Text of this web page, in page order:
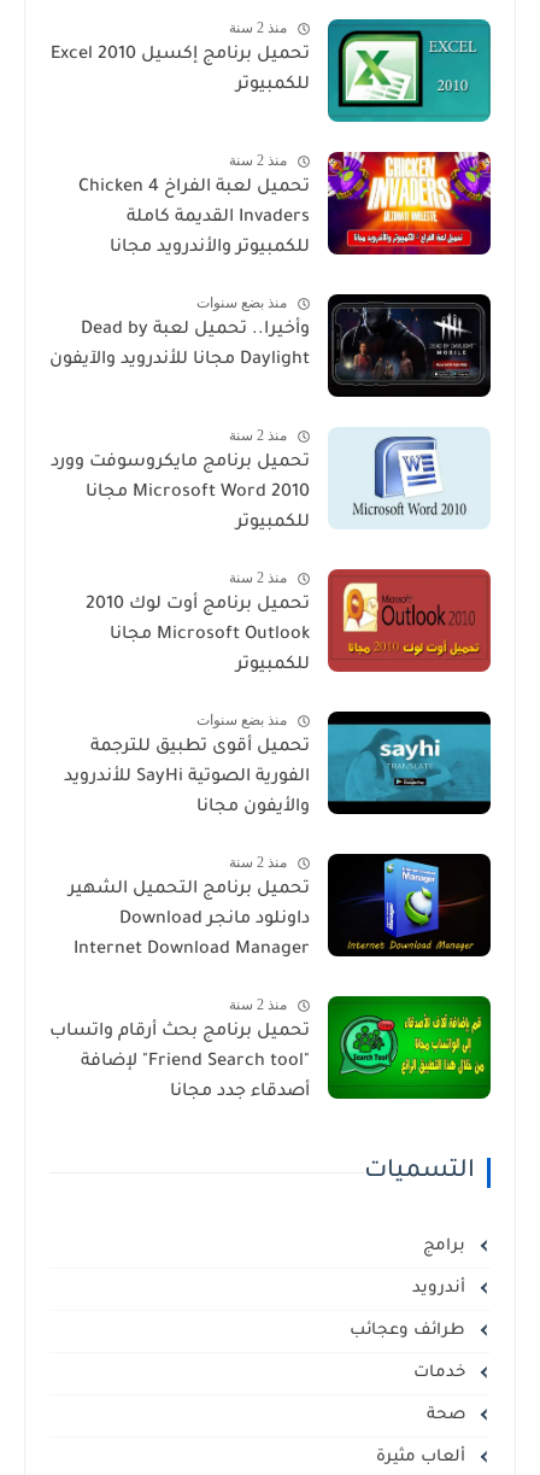
منذ 2 سنة
تحميل برنامج إكسيل Excel 2010
للكمبيوتر
منذ 2 سنة
تحميل لعبة الفراخ 4 Chicken
Invaders القديمة كاملة
للكمبيوتر والأندرويد مجانا
منذ بضع سنوات
وأخيرا.. تحميل لعبة Dead by
Daylight مجانا للأندرويد والآيفون
منذ 2 سنة
تحميل برنامج مايكروسوفت وورد
2010 Microsoft Word مجانا
للكمبيوتر
منذ 2 سنة
تحميل برنامج أوت لوك 2010
Microsoft Outlook مجانا
للكمبيوتر
منذ بضع سنوات
تحميل أقوى تطبيق للترجمة
الفورية الصوتية SayHi للأندرويد
والأيفون مجانا
منذ 2 سنة
تحميل برنامج التحميل الشهير
داونلود مانجر Download
Internet Download Manager
منذ 2 سنة
تحميل برنامج بحث أرقام واتساب
"Friend Search tool" لإضافة
أصدقاء جدد مجانا
التسميات
برامج
أندرويد
طرائف وعجائب
خدمات
صحة
ألعاب مثيرة